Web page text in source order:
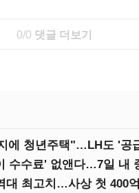
0/0 댓글 더보기
에 청년주택"…LH도 '공